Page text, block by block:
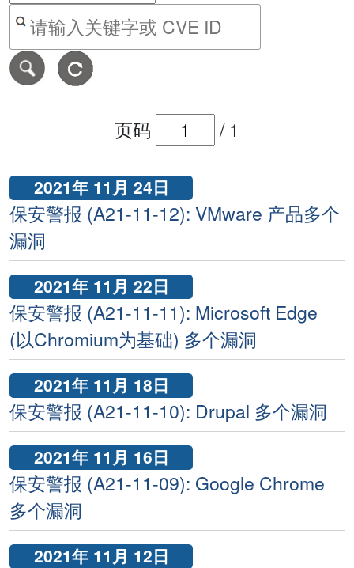
按关键字或 CVE ID 搜寻保安警报
页码 / 1
2021年 11月 24日
保安警报 (A21-11-12): VMware 产品多个
漏洞
2021年 11月 22日
保安警报 (A21-11-11): Microsoft Edge
(以Chromium为基础) 多个漏洞
2021年 11月 18日
保安警报 (A21-11-10): Drupal 多个漏洞
2021年 11月 16日
保安警报 (A21-11-09): Google Chrome
多个漏洞
2021年 11月 12日